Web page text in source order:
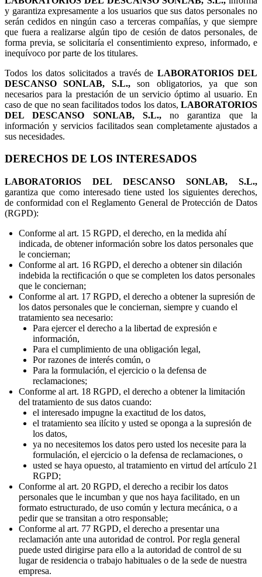
y garantiza expresamente a los usuarios que sus datos personales no
serán cedidos en ningún caso a terceras compañías, y que siempre
que fuera a realizarse algún tipo de cesión de datos personales, de
forma previa, se solicitaría el consentimiento expreso, informado, e
inequívoco por parte de los titulares.
Todos los datos solicitados a través de LABORATORIOS DEL
DESCANSO SONLAB, S.L.,son obligatorios, ya que son
necesarios para la prestación de un servicio óptimo al usuario. En
caso de que no sean facilitados todos los datos, LABORATORIOS
DEL DESCANSO SONLAB, S.L.,no garantiza que la
información y servicios facilitados sean completamente ajustados a
sus necesidades.
DERECHOS DE LOS INTERESADOS
LABORATORIOS DEL DESCANSO SONLAB, S.L.,
garantiza que como interesado tiene usted los siguientes derechos,
de conformidad con el Reglamento General de Protección de Datos
(RGPD):
Conforme al art. 15 RGPD, el derecho, en la medida ahí
indicada, de obtener información sobre los datos personales que
le conciernan;
Conforme al art. 16 RGPD, el derecho a obtener sin dilación
indebida la rectificación o que se completen los datos personales
que le conciernan;
Conforme al art. 17 RGPD, el derecho a obtener la supresión de
los datos personales que le conciernan, siempre y cuando el
tratamiento sea necesario:
Para ejercer el derecho a la libertad de expresión e
información,
Para el cumplimiento de una obligación legal,
Por razones de interés común, o
Para la formulación, el ejercicio o la defensa de
reclamaciones;
Conforme al art. 18 RGPD, el derecho a obtener la limitación
del tratamiento de sus datos cuando:
el interesado impugne la exactitud de los datos,
el tratamiento sea ilícito y usted se oponga a la supresión de
los datos,
ya no necesitemos los datos pero usted los necesite para la
formulación, el ejercicio o la defensa de reclamaciones, o
usted se haya opuesto, al tratamiento en virtud del artículo 21
RGPD;
Conforme al art. 20 RGPD, el derecho a recibir los datos
personales que le incumban y que nos haya facilitado, en un
formato estructurado, de uso común y lectura mecánica, o a
pedir que se transitan a otro responsable;
Conforme al art. 77 RGPD, el derecho a presentar una
reclamación ante una autoridad de control. Por regla general
puede usted dirigirse para ello a la autoridad de control de su
lugar de residencia o trabajo habituales o de la sede de nuestra
empresa.